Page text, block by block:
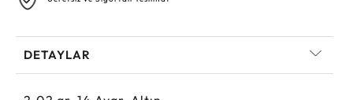
DETAYLAR